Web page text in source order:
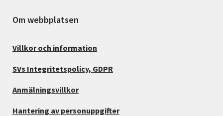
Om webbplatsen
Villkor och information
SVs Integritetspolicy, GDPR
Anmälningsvillkor
Hantering av personuppgifter